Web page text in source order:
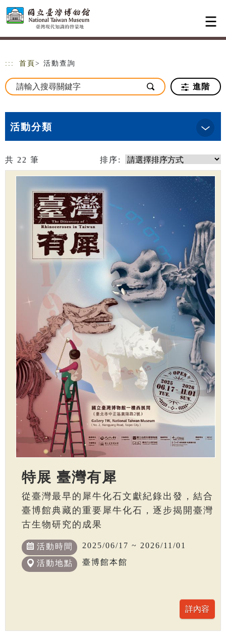
跳到主要內容
網站導覽
::: 首頁 > 活動查詢
進階
活動分類
共 22 筆 排序:
特展 臺灣有犀
從臺灣最早的犀牛化石文獻紀錄出發，結合
臺博館典藏的重要犀牛化石，逐步揭開臺灣
古生物研究的成果
活動時間 2025/06/17 ~ 2026/11/01
活動地點 臺博館本館